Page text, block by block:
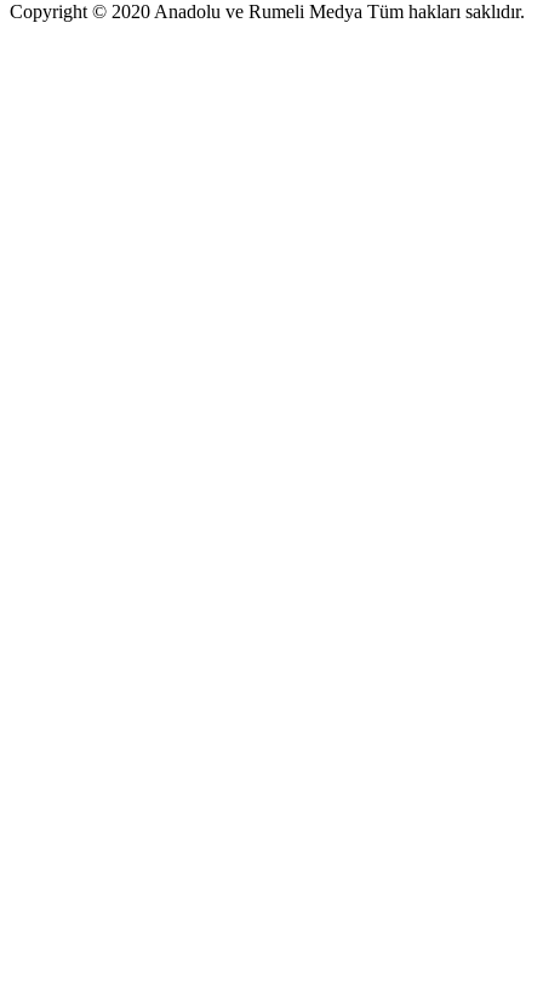
Copyright © 2020 Anadolu ve Rumeli Medya Tüm hakları saklıdır.